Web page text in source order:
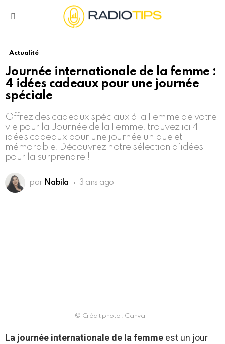
Actualité
Journée internationale de la femme :
4 idées cadeaux pour une journée
spéciale
Offrez des cadeaux spéciaux à la Femme de votre
vie pour la Journée de la Femme: trouvez ici 4
idées cadeaux pour une journée unique et
mémorable. Découvrez notre sélection d’idées
pour la surprendre !
par Nabila 3 ans ago
© Crédit photo : Canva
La journée internationale de la femme est un jour